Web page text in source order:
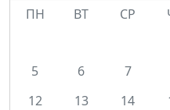
ПН
ВТ СР
5
6 7
12
13 14